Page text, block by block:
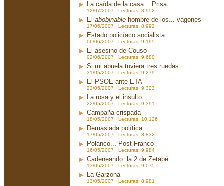
La caída de la casa... Prisa
12/07/2007 Lecturas: 8.952
El abobinable hombre de los... vagones
17/06/2007 Lecturas: 8.992
Estado policíaco socialista
06/06/2007 Lecturas: 9.195
El asesino de Couso
02/06/2007 Lecturas: 9.680
Si mi abuela tuviera tres ruedas
31/05/2007 Lecturas: 9.279
El PSOE ante ETA
22/05/2007 Lecturas: 9.323
La rosa y el insulto
22/05/2007 Lecturas: 9.391
Campaña crispada
18/05/2007 Lecturas: 10.126
Demasiada política
17/05/2007 Lecturas: 8.832
Polanco... Post-Franco
16/05/2007 Lecturas: 9.984
Cadeneando: la 2 de Zetapé
13/05/2007 Lecturas: 9.075
La Garzona
13/05/2007 Lecturas: 8.981